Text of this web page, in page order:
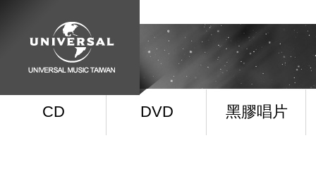
CD DVD 黑膠唱片